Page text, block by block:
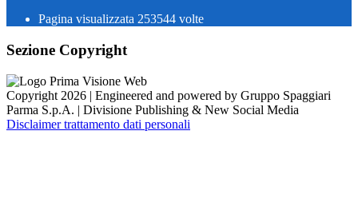
Pagina visualizzata 253544 volte
Sezione Copyright
Copyright 2026 | Engineered and powered by Gruppo Spaggiari
Parma S.p.A. | Divisione Publishing & New Social Media
Disclaimer trattamento dati personali